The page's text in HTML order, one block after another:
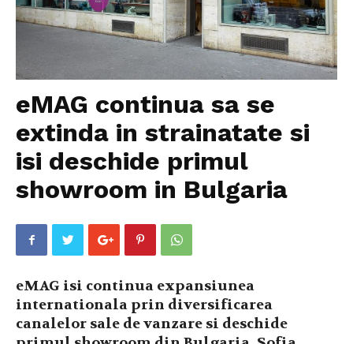
eMAG continua sa se
extinda in strainatate si
isi deschide primul
showroom in Bulgaria
eMAG isi continua expansiunea
internationala prin diversificarea
canalelor sale de vanzare si deschide